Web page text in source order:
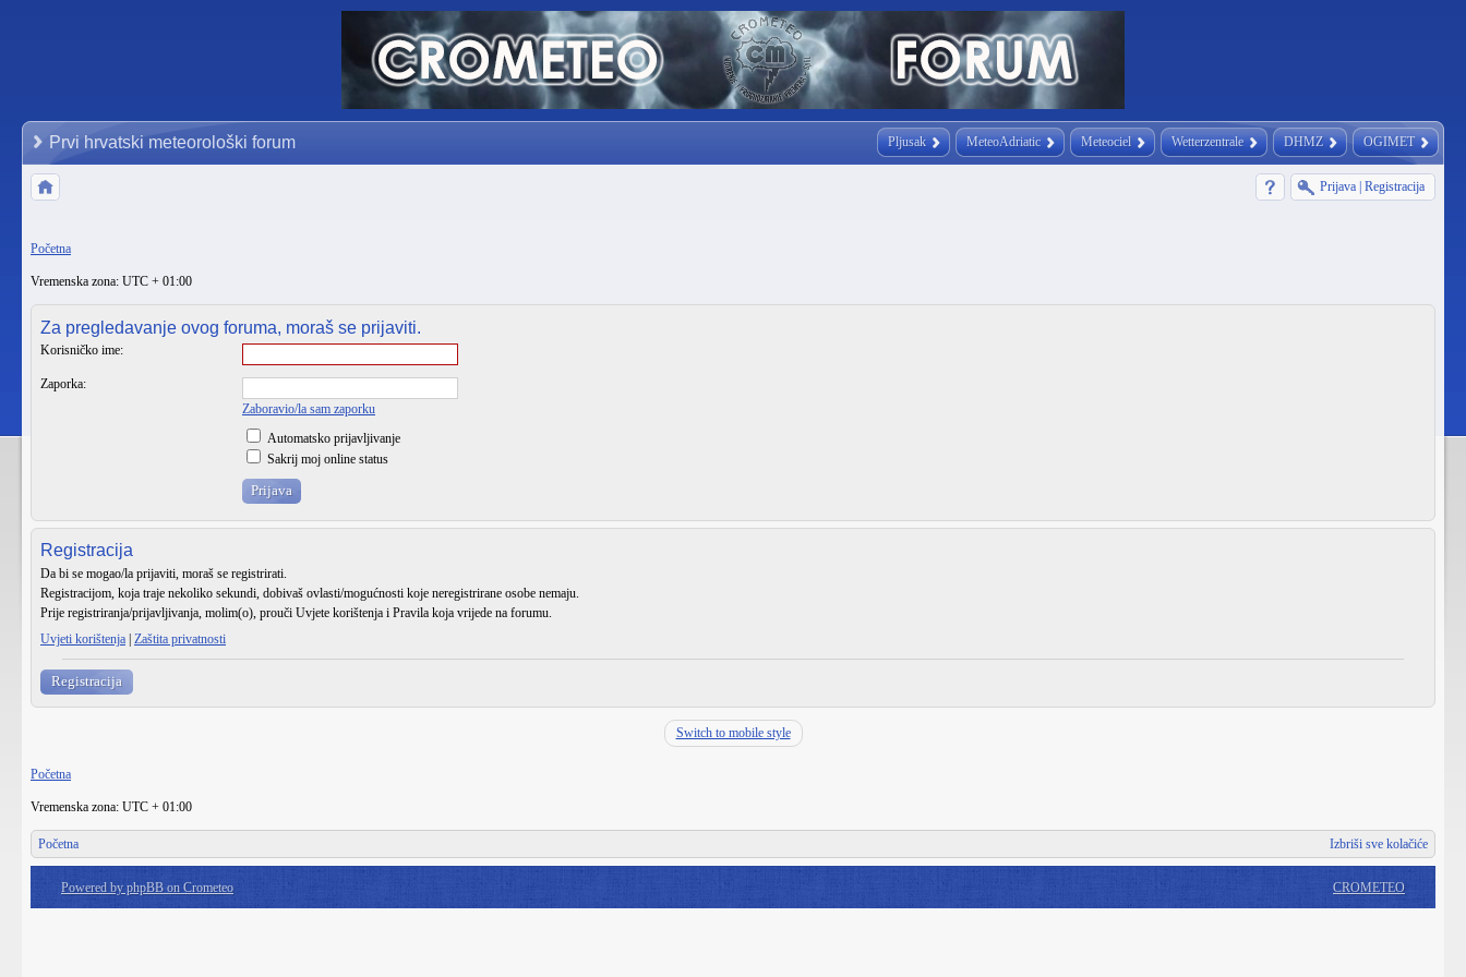
Pljusak MeteoAdriatic Meteociel Wetterzentrale DHMZ OGIMET
Prvi hrvatski meteorološki forum
Prijava Registracija
Početna
Vremenska zona: UTC + 01:00
Za pregledavanje ovog foruma, moraš se prijaviti.
Korisničko ime:
Zaporka:
Zaboravio/la sam zaporku
Automatsko prijavljivanje
Sakrij moj online status
Registracija
Da bi se mogao/la prijaviti, moraš se registrirati.
Registracijom, koja traje nekoliko sekundi, dobivaš ovlasti/mogućnosti koje neregistrirane osobe nemaju.
Prije registriranja/prijavljivanja, molim(o), prouči Uvjete korištenja i Pravila koja vrijede na forumu.
Uvjeti korištenja Zaštita privatnosti
Registracija
Switch to mobile style
Početna
Vremenska zona: UTC + 01:00
Početna Izbriši sve kolačiće
Powered by phpBB on Crometeo CROMETEO